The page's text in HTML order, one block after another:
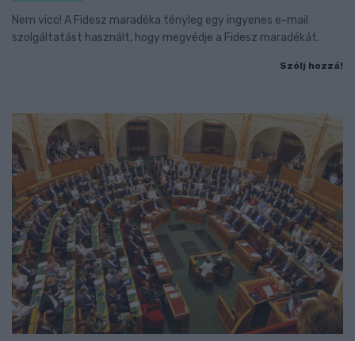
Nem vicc! A Fidesz maradéka tényleg egy ingyenes e-mail
szolgáltatást használt, hogy megvédje a Fidesz maradékát.
Szólj hozzá!